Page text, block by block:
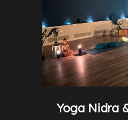
Yoga Nidra